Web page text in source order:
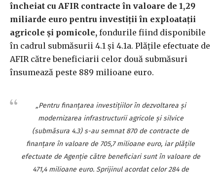
încheiat cu AFIR contracte în valoare de 1,29
miliarde euro pentru investiţii în exploataţii
agricole şi pomicole, fondurile fiind disponibile
în cadrul submăsurii 4.1 şi 4.1a. Plăţile efectuate de
AFIR către beneficiarii celor două submăsuri
însumează peste 889 milioane euro.
„Pentru finanţarea investiţiilor în dezvoltarea şi
modernizarea infrastructurii agricole şi silvice
(submăsura 4.3) s-au semnat 870 de contracte de
finanţare în valoare de 705,7 milioane euro, iar plăţile
efectuate de Agenţie către beneficiari sunt în valoare de
471,4 milioane euro. Sprijinul acordat celor 284 de